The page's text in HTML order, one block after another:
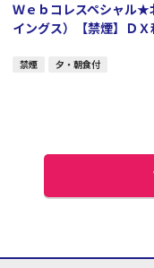
Ｗｅｂコレスペシャル★
イングス）【禁煙】Ｄ
禁煙 夕・朝食付